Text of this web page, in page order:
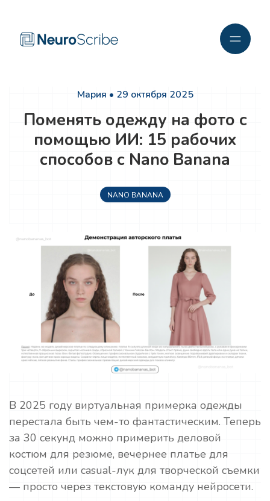
Мария • 29 октября 2025
Поменять одежду на фото с
помощью ИИ: 15 рабочих
способов с Nano Banana
NANO BANANA
В 2025 году виртуальная примерка одежды
перестала быть чем-то фантастическим. Теперь
за 30 секунд можно примерить деловой
костюм для резюме, вечернее платье для
соцсетей или casual-лук для творческой съемки
— просто через текстовую команду нейросети.